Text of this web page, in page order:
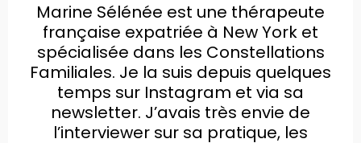
Marine Sélénée est une thérapeute
française expatriée à New York et
spécialisée dans les Constellations
Familiales. Je la suis depuis quelques
temps sur Instagram et via sa
newsletter. J’avais très envie de
l’interviewer sur sa pratique, les